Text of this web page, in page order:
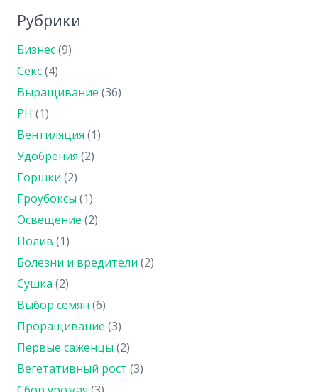
Рубрики
Бизнес(9)
Секс(4)
Выращивание (36)
PH (1)
Вентиляция (1)
Удобрения (2)
Горшки (2)
Гроубоксы (1)
Освещение (2)
Полив (1)
Болезни и вредители (2)
Сушка (2)
Выбор семян (6)
Проращивание (3)
Первые саженцы (2)
Вегетативный рост (3)